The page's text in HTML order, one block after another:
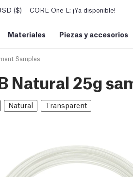
($) CORE One L: ¡Ya disponible!
Materiales Piezas y accesorios
Samples
Natural 25g
Natural Transparent